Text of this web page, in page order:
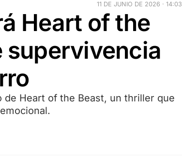
11 DE JUNIO DE 2026 · 14:03
Heart of the
supervivencia
de Heart of the Beast, un thriller que